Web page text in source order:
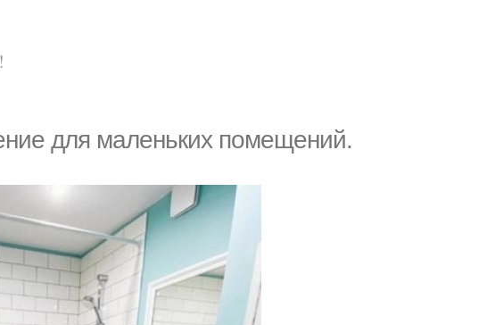
для маленьких пoмещений.